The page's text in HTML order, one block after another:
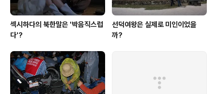
섹시하다의 북한말은 '박음직스럽
다'?
선덕여왕은 실제로 미인이었을
까?